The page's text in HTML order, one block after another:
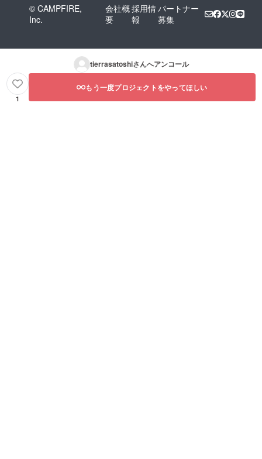
© CAMPFIRE,
Inc.
会社概
要
採用情
報
パートナー
募集
tierrasatoshiさんへアンコール
1
もう一度プロジェクトをやってほしい